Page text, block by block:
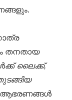
തനതായ
ലൈക്ക്,
ആഭരണങ്ങൾ